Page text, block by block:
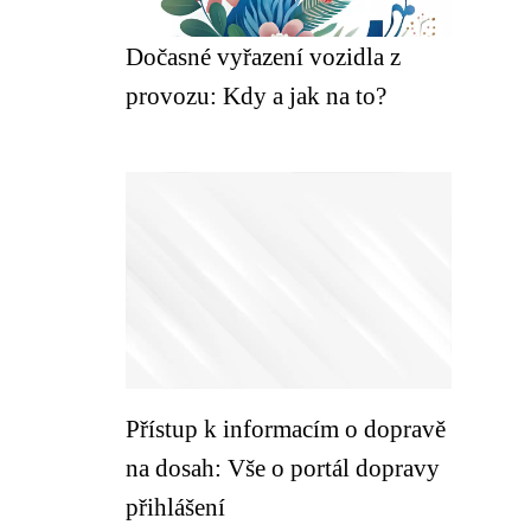
Dočasné vyřazení vozidla z
provozu: Kdy a jak na to?
Přístup k informacím o dopravě
na dosah: Vše o portál dopravy
přihlášení